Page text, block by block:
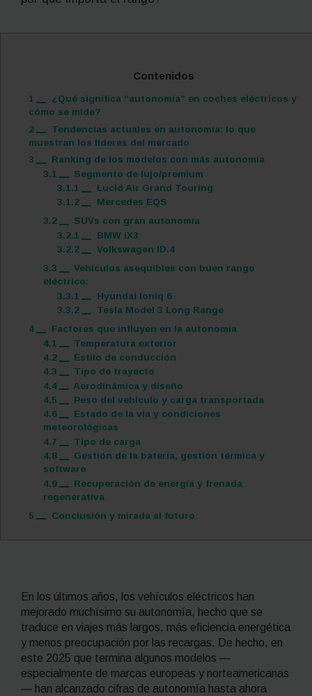
Contenidos
1
¿Qué significa “autonomía” en coches eléctricos y
cómo se mide?
2
Tendencias actuales en autonomía: lo que
muestran los líderes del mercado
3
Ranking de los modelos con más autonomía
3.1
Segmento de lujo/premium
3.1.1
Lucid Air Grand Touring
3.1.2
Mercedes EQS
3.2
SUVs con gran autonomía
3.2.1
BMW iX3
3.2.2
Volkswagen ID.4
3.3
Vehículos asequibles con buen rango
eléctrico:
3.3.1
Hyundai Ioniq 6
3.3.2
Tesla Model 3 Long Range
4
Factores que influyen en la autonomía
4.1
Temperatura exterior
4.2
Estilo de conducción
4.3
Tipo de trayecto
4.4
Aerodinámica y diseño
4.5
Peso del vehículo y carga transportada
4.6
Estado de la vía y condiciones
meteorológicas
4.7
Tipo de carga
4.8
Gestión de la batería, gestión térmica y
software
4.9
Recuperación de energía y frenada
regenerativa
5
Conclusión y mirada al futuro
En los últimos años, los vehículos eléctricos han
mejorado muchísimo su autonomía, hecho que se
traduce en viajes más largos, más eficiencia energética
y menos preocupación por las recargas. De hecho, en
este 2025 que termina algunos modelos —
especialmente de marcas europeas y norteamericanas
— han alcanzado cifras de autonomía hasta ahora